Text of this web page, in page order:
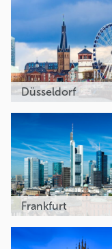
Düsseldorf
Frankfurt